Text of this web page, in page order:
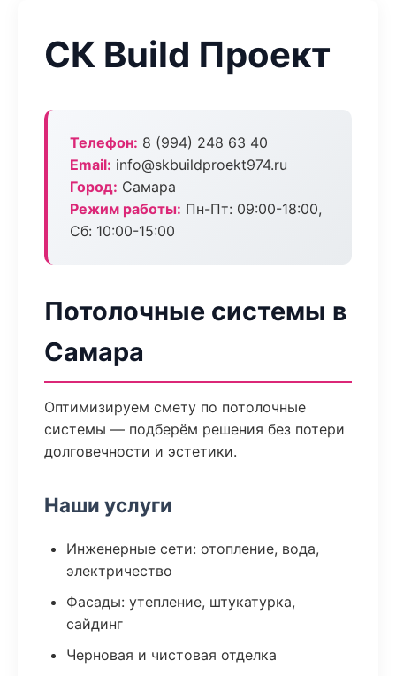
СК Build Проект
Телефон: 8 (994) 248 63 40
Email: info@skbuildproekt974.ru
Город: Самара
Режим работы: Пн-Пт: 09:00-18:00,
Сб: 10:00-15:00
Потолочные системы в
Самара
Оптимизируем смету по потолочные
системы — подберём решения без потери
долговечности и эстетики.
Наши услуги
Инженерные сети: отопление, вода,
электричество
Фасады: утепление, штукатурка,
сайдинг
Черновая и чистовая отделка